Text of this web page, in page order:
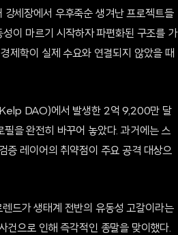
세장에서 우후죽순 생겨난 프로젝트들
이 마르기 시작하자 파편화된 구조를 가
제학이 실제 수요와 연결되지 않았을 때
DAO)에서 발생한 2억 9,200만 달
을 완전히 바꾸어 놓았다. 과거에는 스
증 레이어의 취약점이 주요 공격 대상으
드가 생태계 전반의 유동성 고갈이라는
건으로 인해 즉각적인 종말을 맞이했다.